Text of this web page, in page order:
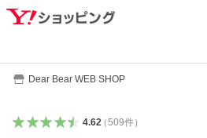
Dear Bear WEB SHOP
4.62（509件）